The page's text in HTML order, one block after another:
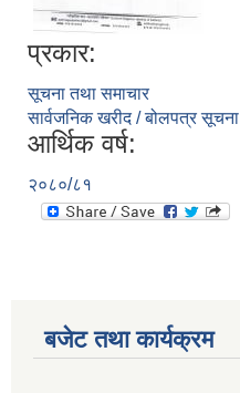
प्रकार:
सूचना तथा समाचार
सार्वजनिक खरीद / बोलपत्र सूचना
आर्थिक वर्ष:
२०८०/८१
बजेट तथा कार्यक्रम